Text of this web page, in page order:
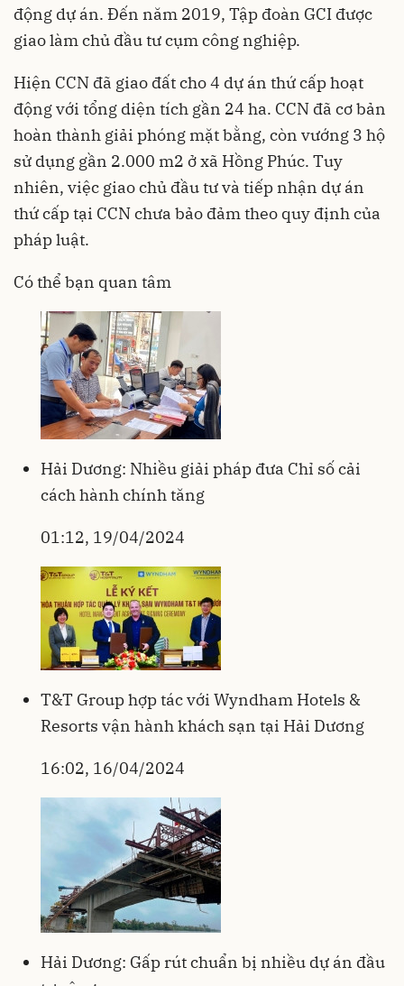
động dự án. Đến năm 2019, Tập đoàn GCI được
giao làm chủ đầu tư cụm công nghiệp.
Hiện CCN đã giao đất cho 4 dự án thứ cấp hoạt
động với tổng diện tích gần 24 ha. CCN đã cơ bản
hoàn thành giải phóng mặt bằng, còn vướng 3 hộ
sử dụng gần 2.000 m2 ở xã Hồng Phúc. Tuy
nhiên, việc giao chủ đầu tư và tiếp nhận dự án
thứ cấp tại CCN chưa bảo đảm theo quy định của
pháp luật.
Có thể bạn quan tâm
Hải Dương: Nhiều giải pháp đưa Chỉ số cải
cách hành chính tăng
01:12, 19/04/2024
T&T Group hợp tác với Wyndham Hotels &
Resorts vận hành khách sạn tại Hải Dương
16:02, 16/04/2024
Hải Dương: Gấp rút chuẩn bị nhiều dự án đầu